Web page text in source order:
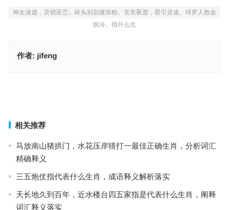
神女淩虚，灵锁巫峦。岭头别后微添粉。玄衣夜渡，星引灵途。绮罗人散金
猊冷。指什么生
作者: jifeng
相关推荐
马放南山猪拱门，水花压岸猜打一最佳正确生肖，分析词汇
精确释义
三五炮仗指代表什么生肖，成语释义解析落实
天长地久到百年，近水楼台四五家指是代表什么生肖，阐释
词汇释义落实